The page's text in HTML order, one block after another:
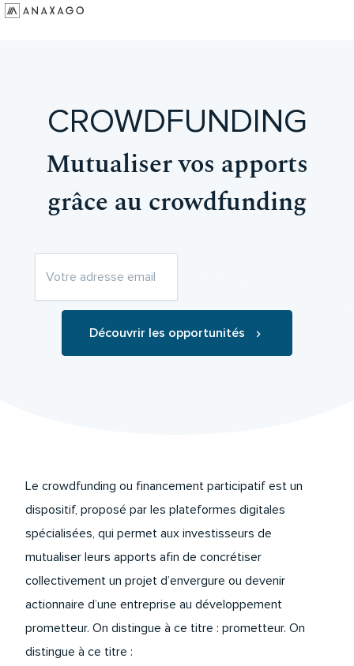
CROWDFUNDING
Mutualiser vos apports
grâce au crowdfunding
Découvrir les opportunités
Le crowdfunding ou financement participatif est un
dispositif, proposé par les plateformes digitales
spécialisées, qui permet aux investisseurs de
mutualiser leurs apports afin de concrétiser
collectivement un projet d’envergure ou devenir
actionnaire d’une entreprise au développement
prometteur. On distingue à ce titre : prometteur. On
distingue à ce titre :